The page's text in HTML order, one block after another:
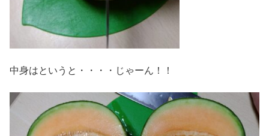
中身はというと・・・・じゃーん！！